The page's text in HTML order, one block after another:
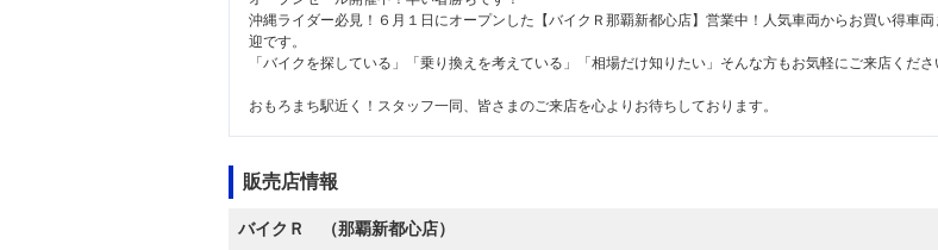
沖縄ライダー必見！６月１日にオープンした【バイクＲ那覇新都心店】営業中！人気車両からお買い得車
迎です。
「バイクを探している」「乗り換えを考えている」「相場だけ知りたい」そんな方もお気軽にご来店くださ
おもろまち駅近く！スタッフ一同、皆さまのご来店を心よりお待ちしております。
販売店情報
バイクＲ （那覇新都心店）